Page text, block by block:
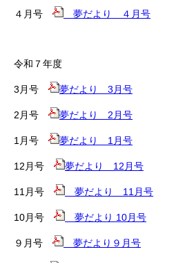
４月号 夢だより ４月号
令和７年度
3月号 夢だより 3月号
2月号 夢だより 2月号
1月号 夢だより 1月号
12月号 夢だより 12月号
11月号 夢だより 11月号
10月号 夢だより 10月号
９月号 夢だより９月号